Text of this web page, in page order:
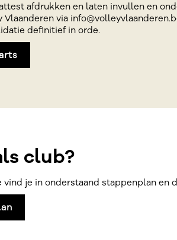
afdrukken en laten invullen en
via
definitief in orde.
club?
je in onderstaand stappenplan en